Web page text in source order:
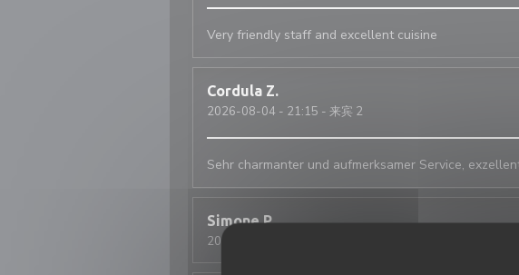
Very friendly staff and excellent cuisine
Cordula Z
2026-08-04 - 21:15 - 来宾 2
Sehr charmanter und aufmerksamer Service,
Simone P
2026-08-03